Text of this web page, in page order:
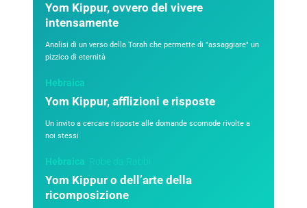
Yom Kippur, ovvero del vivere
intensamente
Analisi di un verso della Torah che permette di "assaggiare" un
pizzico di eternità
Hebraica
Yom Kippur, afflizioni e risposte
Un invito a cercare risposte alle domande scomode rivolte a
noi stessi
Hebraica Robe da Rabbi
Yom Kippur o dell’arte della
ricomposizione